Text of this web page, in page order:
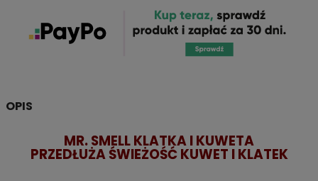
OPIS
MR. SMELL KLATKA I KUWETA
PRZEDŁUŻA ŚWIEŻOŚĆ KUWET I KLATEK